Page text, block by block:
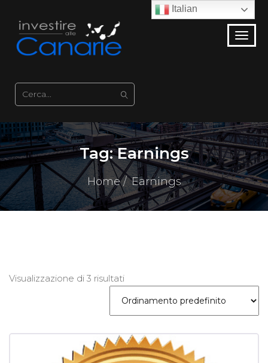
Tag:Earnings
Home Earnings
Visualizzazione di 3 risultati
Italian